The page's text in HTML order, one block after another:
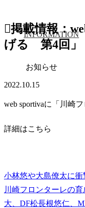
INFORMATION
掲載情報：
げる 第4回」
お知らせ
2022.10.15
web sportivaに「川崎
詳細はこちら
小林悠や大島僚太に
川崎フロンターレの
大、DF松長根悠仁、